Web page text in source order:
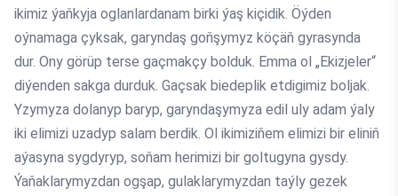
ikimiz ýaňkyja oglanlardanam birki ýaş kiçidik. Öýden
oýnamaga çyksak, garyndaş goňşymyz köçäň gyrasynda
dur. Ony görüp terse gaçmakçy bolduk. Emma ol „Ekizjeler“
diýenden sakga durduk. Gaçsak biedeplik etdigimiz boljak.
Yzymyza dolanyp baryp, garyndaşymyza edil uly adam ýaly
iki elimizi uzadyp salam berdik. Ol ikimiziňem elimizi bir eliniň
aýasyna sygdyryp, soňam herimizi bir goltugyna gysdy.
Ýaňaklarymyzdan ogşap, gulaklarymyzdan taýly gezek